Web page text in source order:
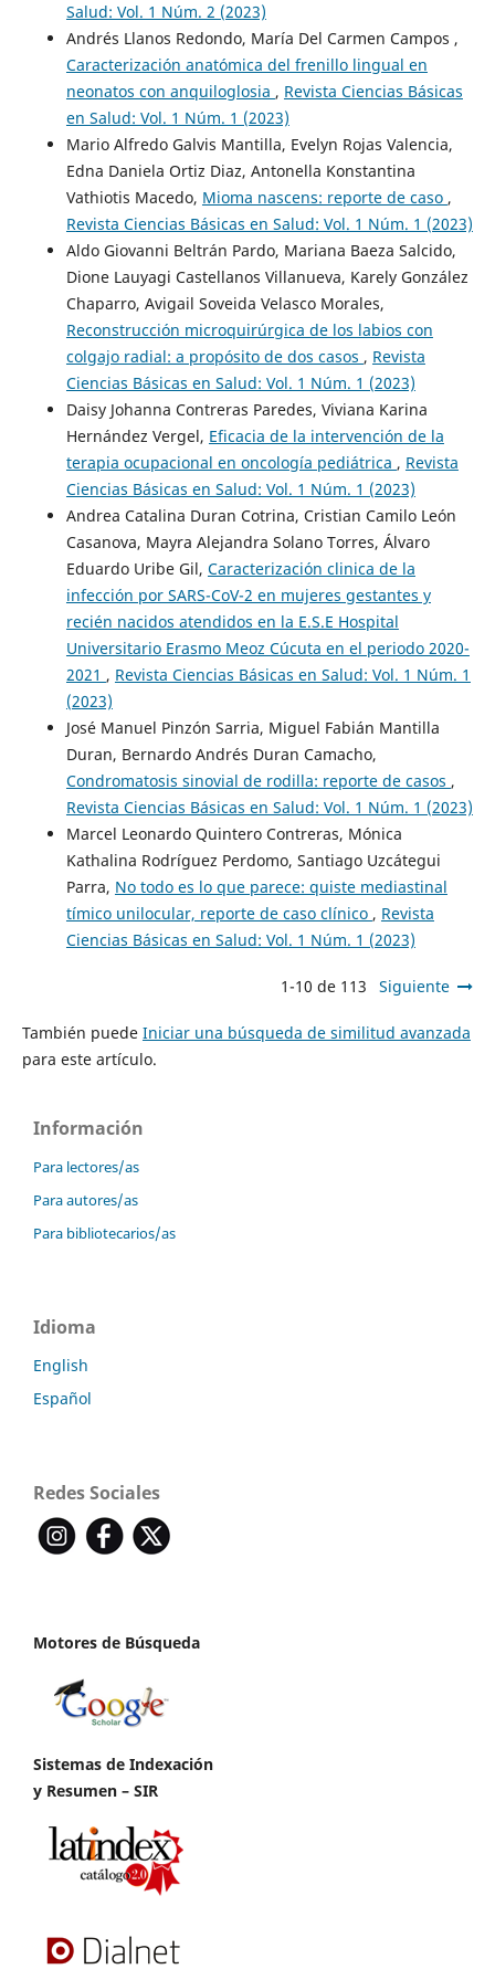
Salud: Vol. 1 Núm. 2 (2023)
Andrés Llanos Redondo, María Del Carmen Campos ,
Caracterización anatómica del frenillo lingual en
neonatos con anquiloglosia , Revista Ciencias Básicas
en Salud: Vol. 1 Núm. 1 (2023)
Mario Alfredo Galvis Mantilla, Evelyn Rojas Valencia,
Edna Daniela Ortiz Diaz, Antonella Konstantina
Vathiotis Macedo, Mioma nascens: reporte de caso ,
Revista Ciencias Básicas en Salud: Vol. 1 Núm. 1 (2023)
Aldo Giovanni Beltrán Pardo, Mariana Baeza Salcido,
Dione Lauyagi Castellanos Villanueva, Karely González
Chaparro, Avigail Soveida Velasco Morales,
Reconstrucción microquirúrgica de los labios con
colgajo radial: a propósito de dos casos , Revista
Ciencias Básicas en Salud: Vol. 1 Núm. 1 (2023)
Daisy Johanna Contreras Paredes, Viviana Karina
Hernández Vergel, Eficacia de la intervención de la
terapia ocupacional en oncología pediátrica , Revista
Ciencias Básicas en Salud: Vol. 1 Núm. 1 (2023)
Andrea Catalina Duran Cotrina, Cristian Camilo León
Casanova, Mayra Alejandra Solano Torres, Álvaro
Eduardo Uribe Gil, Caracterización clinica de la
infección por SARS-CoV-2 en mujeres gestantes y
recién nacidos atendidos en la E.S.E Hospital
Universitario Erasmo Meoz Cúcuta en el periodo 2020-
2021 , Revista Ciencias Básicas en Salud: Vol. 1 Núm. 1
(2023)
José Manuel Pinzón Sarria, Miguel Fabián Mantilla
Duran, Bernardo Andrés Duran Camacho,
Condromatosis sinovial de rodilla: reporte de casos ,
Revista Ciencias Básicas en Salud: Vol. 1 Núm. 1 (2023)
Marcel Leonardo Quintero Contreras, Mónica
Kathalina Rodríguez Perdomo, Santiago Uzcátegui
Parra, No todo es lo que parece: quiste mediastinal
tímico unilocular, reporte de caso clínico , Revista
Ciencias Básicas en Salud: Vol. 1 Núm. 1 (2023)
1-10 de 113 Siguiente
También puede Iniciar una búsqueda de similitud avanzada
para este artículo.
Información
Para lectores/as
Para autores/as
Para bibliotecarios/as
Idioma
English
Español
Redes Sociales
Motores de Búsqueda
Sistemas de Indexación
y Resumen – SIR